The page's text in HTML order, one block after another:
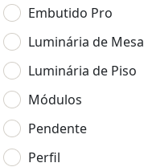
Embutido Pro
Luminária de Mesa
Luminária de Piso
Módulos
Pendente
Perfil